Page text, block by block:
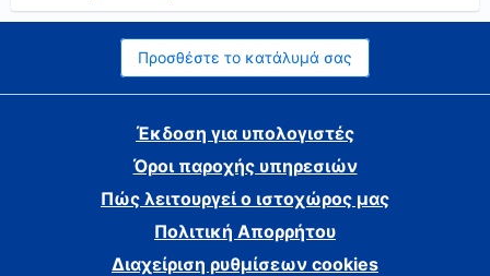
Προσθέστε το κατάλυμά σας
Έκδοση για υπολογιστές
Όροι παροχής υπηρεσιών
Πώς λειτουργεί ο ιστοχώρος μας
Πολιτική Απορρήτου
Διαχείριση ρυθμίσεων cookies